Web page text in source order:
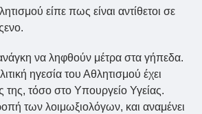
είπε πως είναι αντίθετοι σε
να ληφθούν μέτρα στα γήπεδα.
ηγεσία του Αθλητισμού έχει
της, τόσο στο Υπουργείο Υγείας.
των λοιμωξιολόγων, και αναμένει